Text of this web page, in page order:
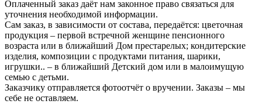
Оплаченный заказ даёт нам законное право связаться для
уточнения необходимой информации.
Сам заказ, в зависимости от состава, передаётся: цветочная
продукция – первой встречной женщине пенсионного
возраста или в ближайший Дом престарелых; кондитерские
изделия, композиции с продуктами питания, шарики,
игрушки.. – в ближайший Детский дом или в малоимущую
семью с детьми.
Заказчику отправляется фотоотчёт о вручении. Заказы – мы
себе не оставляем.